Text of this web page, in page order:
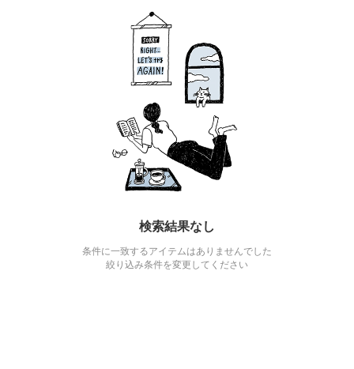
検索結果なし
条件に一致するアイテムはありませんでした
絞り込み条件を変更してください